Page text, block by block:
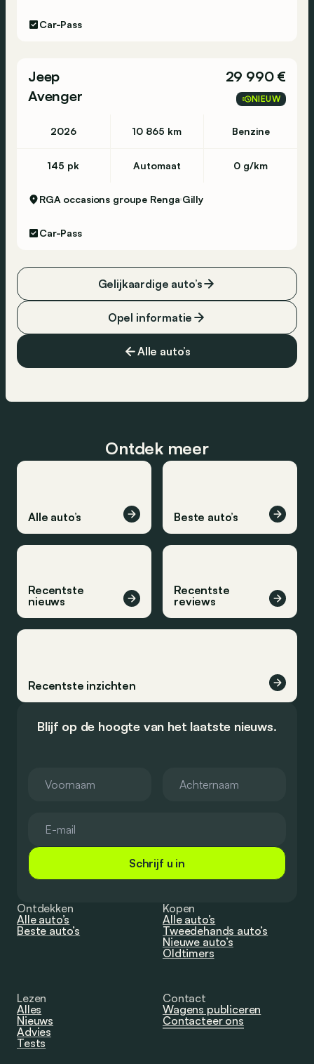
Car-Pass
Jeep
Avenger
29 990 €
NIEUW
2026 10 865 km Benzine
145 pk Automaat 0 g/km
RGA occasions groupe Renga Gilly
Car-Pass
Alle auto’s
Opel informatie
Gelijkaardige auto’s
Ontdek meer
Alle auto’s Beste auto’s
Recentste
nieuws
Recentste
reviews
Recentste inzichten
Blijf op de hoogte van het laatste nieuws.
Schrijf u in
Ontdekken
Alle auto’s
Beste auto’s
Kopen
Alle auto’s
Tweedehands auto’s
Nieuwe auto’s
Oldtimers
Lezen
Alles
Nieuws
Advies
Tests
Contact
Wagens publiceren
Contacteer ons